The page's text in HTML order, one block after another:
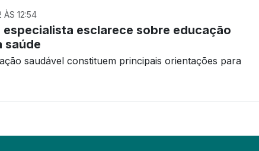
12:54
esclarece sobre educação
saúde
saudável constituem principais orientações para